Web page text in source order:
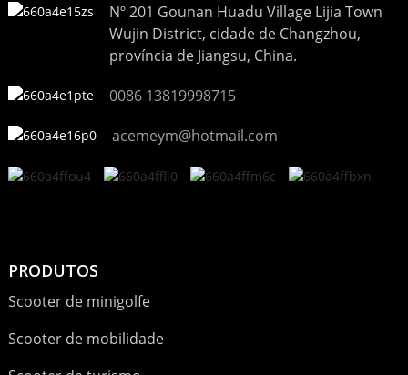
Nº 201 Gounan Huadu Village Lijia Town
Wujin District, cidade de Changzhou,
província de Jiangsu, China.
0086 13819998715
acemeym@hotmail.com
PRODUTOS
Scooter de minigolfe
Scooter de mobilidade